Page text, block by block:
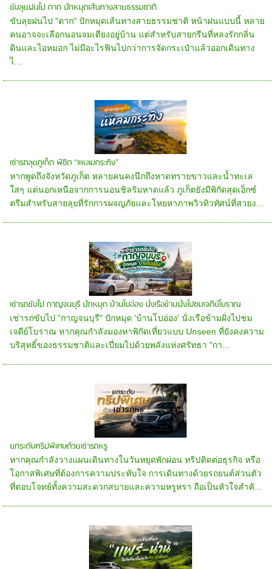
ขับลุยฝนไป ตาก ปักหมุดเส้นทางสายธรรมชาติ
ขับลุยฝนไป "ตาก" ปักหมุดเส้นทางสายธรรมชาติ หน้าฝนแบบนี้ หลาย
คนอาจจะเลือกนอนจมเตียงอยู่บ้าน แต่สำหรับสายกรีนที่หลงรักกลิ่น
ดินและไอหมอก ไม่มีอะไรฟินไปกว่าการจัดกระเป๋าแล้วออกเดินทาง
ไ...
เช่ารถลุยภูเก็ต พิชิต “แหลมกระทิง”
หากพูดถึงจังหวัดภูเก็ต หลายคนคงนึกถึงหาดทรายขาวและน้ำทะเล
ใสๆ แต่นอกเหนือจากการนอนชิลริมหาดแล้ว ภูเก็ตยังมีพิกัดสุดเอ็กซ์
ตรีมสำหรับสายลุยที่รักการผจญภัยและโหยหาภาพวิวทิวทัศน์ที่สวยง...
เช่ารถขับไป กาญจนบุรี ปักหมุด บ้านโบอ่อง นั่งเรือข้ามฝั่งไปชมเจดีย์โบราณ
เช่ารถขับไป "กาญจนบุรี" ปักหมุด 'บ้านโบอ่อง' นั่งเรือข้ามฝั่งไปชม
เจดีย์โบราณ หากคุณกำลังมองหาพิกัดเที่ยวแบบ Unseen ที่ยังคงความ
บริสุทธิ์ของธรรมชาติและเปี่ยมไปด้วยพลังแห่งศรัทธา "กา...
ยกระดับทริปพิเศษด้วยเช่ารถหรู
หากคุณกำลังวางแผนเดินทางในวันหยุดพักผ่อน ทริปติดต่อธุรกิจ หรือ
โอกาสพิเศษที่ต้องการความประทับใจ การเดินทางด้วยรถยนต์ส่วนตัว
ที่ตอบโจทย์ทั้งความสะดวกสบายและความหรูหรา ถือเป็นหัวใจสำคั...